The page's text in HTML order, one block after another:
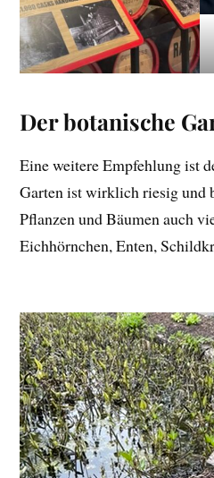
Der botanische
Eine weitere Empfehlung ist
Garten ist wirklich riesig und
Pflanzen und Bäumen auch
Eichhörnchen, Enten,